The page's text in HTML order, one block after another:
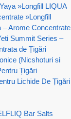
»Longfill LIQUA
»Longfill
– Arome Concentrate
Summit Series –
de Țigări
(Nicshoturi si
Țigări
Lichide De Țigări
Bar Salts